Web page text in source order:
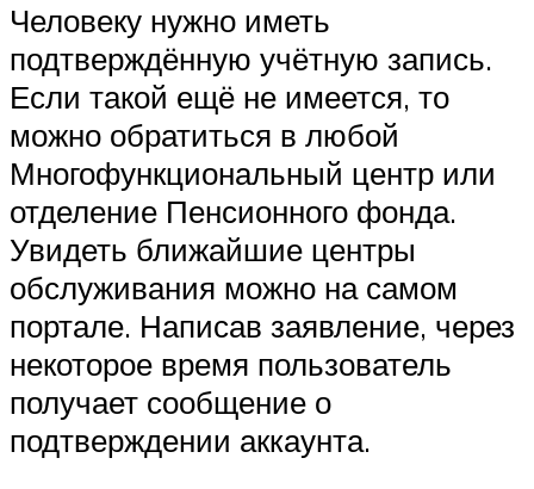
Человеку нужно иметь
подтверждённую учётную запись.
Если такой ещё не имеется, то
можно обратиться в любой
Многофункциональный центр или
отделение Пенсионного фонда.
Увидеть ближайшие центры
обслуживания можно на самом
портале. Написав заявление, через
некоторое время пользователь
получает сообщение о
подтверждении аккаунта.